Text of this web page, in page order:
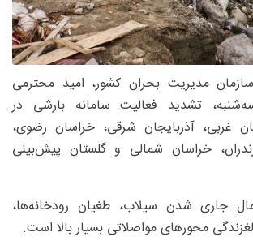
مدیریت بحران کشور، امید محترمی
تشدید فعالیت سامانه بارشی در
غربی، آذربایجان شرقی، خراسان رضوی،
خراسان شمالی و گلستان پیش‌بینی
جاری شدن سیلاب، طغیان رودخانه‌ها،
محورهای مواصلاتی بسیار بالا است.